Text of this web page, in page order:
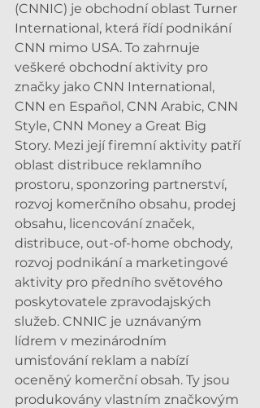
(CNNIC) je obchodní oblast Turner
International, která řídí podnikání
CNN mimo USA. To zahrnuje
veškeré obchodní aktivity pro
značky jako CNN International,
CNN en Español, CNN Arabic, CNN
Style, CNN Money a Great Big
Story. Mezi její firemní aktivity patří
oblast distribuce reklamního
prostoru, sponzoring partnerství,
rozvoj komerčního obsahu, prodej
obsahu, licencování značek,
distribuce, out-of-home obchody,
rozvoj podnikání a marketingové
aktivity pro předního světového
poskytovatele zpravodajských
služeb. CNNIC je uznávaným
lídrem v mezinárodním
umisťování reklam a nabízí
oceněný komerční obsah. Ty jsou
produkovány vlastním značkovým